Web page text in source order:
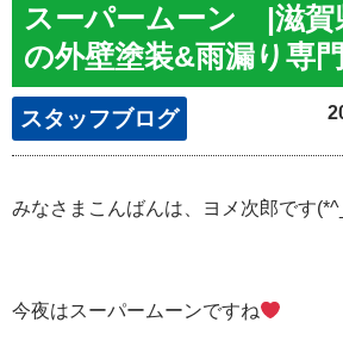
スーパームーン |滋賀
の外壁塗装&雨漏り専
スタッフブログ
みなさまこんばんは、ヨメ次郎です
今夜はスーパームーンですね